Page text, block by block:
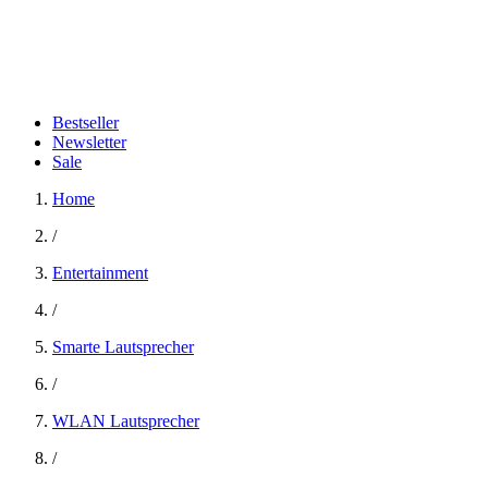
Bestseller
Newsletter
Sale
Home
/
Entertainment
/
Smarte Lautsprecher
/
WLAN Lautsprecher
/